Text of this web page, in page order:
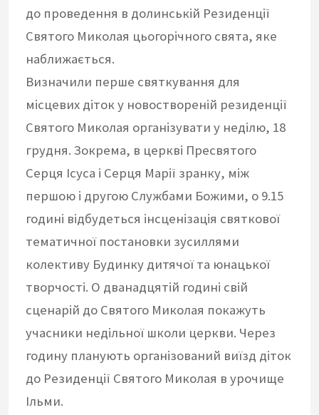
до проведення в долинській Резиденції
Святого Миколая цьогорічного свята, яке
наближається.
Визначили перше святкування для
місцевих діток у новоствореній резиденції
Святого Миколая організувати у неділю, 18
грудня. Зокрема, в церкві Пресвятого
Серця Ісуса і Серця Марії зранку, між
першою і другою Службами Божими, о 9.15
годині відбудеться інсценізація святкової
тематичної постановки зусиллями
колективу Будинку дитячої та юнацької
творчості. О дванадцятій годині свій
сценарій до Святого Миколая покажуть
учасники недільної школи церкви. Через
годину планують організований виїзд діток
до Резиденції Святого Миколая в урочище
Ільми.